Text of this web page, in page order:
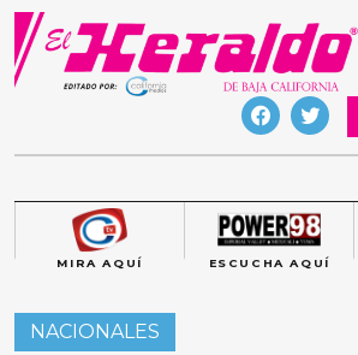
Skip
content
MIRA AQUÍ ESCUCHA AQUÍ
NACIONALES